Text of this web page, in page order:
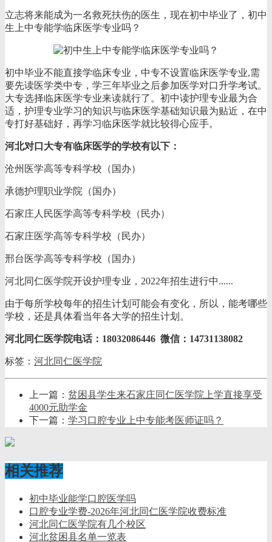
立志将来能成为一名救死扶伤的医生，现在初中毕业了，初中
生上中专能学临床医学专业吗？
初中毕业不能直接学临床专业，中专不设置临床医学专业,需
要先读医学类中专，学三年毕业之后参加医学对口升学考试。
大专选择临床医学专业来读就行了。初中读护理专业最为合
适，护理专业学习的知识与临床医学基础知识最为贴近，在中
专打好基础好，再学习临床医学就比较得心应手。
河北对口大专有临床医学的学校有以下：
沧州医学高等专科学校（国办）
承德护理职业学院（国办）
石家庄人民医学高等专科学校（民办）
石家庄医学高等专科学校（民办）
邢台医学高等专科学校（国办）
河北同仁医学院开设护理专业，2022年招生进行中......
由于每所学校每年的招生计划可能会有变化，所以，能考哪些
学校，还是具体看当年各大学的招生计划。
河北同仁医学院电话：18032086446 微信：14731138082
标签： 河北同仁医学院
上一篇： 贫困县学生来石家庄同仁医学院上学直接享受
4000元助学金
下一篇： 学习口腔专业上中专能考医师证吗？
相关推荐
初中毕业能学口腔医学吗
口腔专业学费-2026年河北同仁医学院收费标准
河北同仁医学院有几个校区
河北贫困县名单一览表